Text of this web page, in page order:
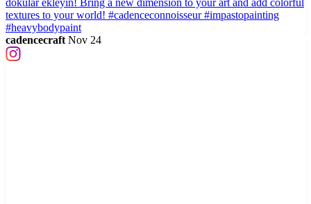
cadencecraft Nov 24